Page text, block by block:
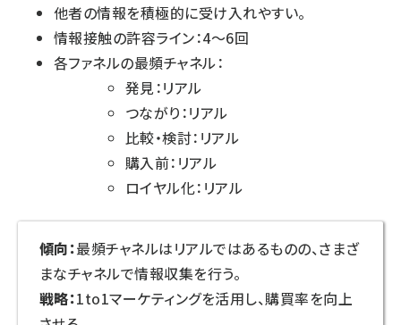
他者の情報を積極的に受け入れやすい。
情報接触の許容ライン：4～6回
各ファネルの最頻チャネル：
発見：リアル
つながり：リアル
比較・検討：リアル
購入前：リアル
ロイヤル化：リアル
傾向：最頻チャネルはリアルではあるものの、さまざ
まなチャネルで情報収集を行う。
戦略：1to1マーケティングを活用し、購買率を向上